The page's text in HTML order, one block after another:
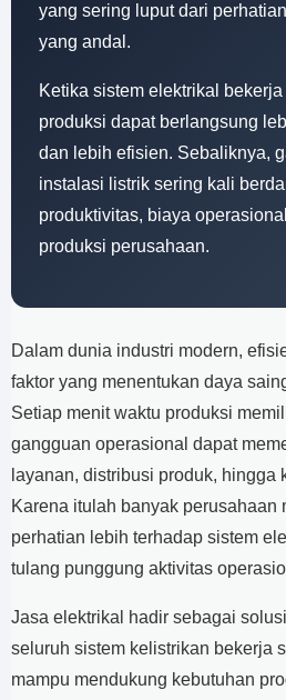
yang sering luput dari
yang andal.
Ketika sistem elektrikal
produksi dapat berlangsung
dan lebih efisien. Sebaliknya,
instalasi listrik sering kali
produktivitas, biaya
produksi perusahaan.
Dalam dunia industri modern,
faktor yang menentukan daya
Setiap menit waktu produksi
gangguan operasional dapat
layanan, distribusi produk, hingga
Karena itulah banyak perusahaan
perhatian lebih terhadap sistem
tulang punggung aktivitas
Jasa elektrikal hadir sebagai
seluruh sistem kelistrikan bekerja
mampu mendukung kebutuhan